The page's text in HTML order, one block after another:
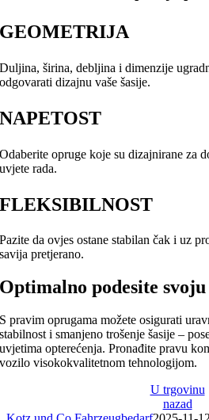
GEOMETRIJA
Duljina, širina, debljina i dimenzije
odgovarati dizajnu vaše šasije.
NAPETOST
Odaberite opruge koje su dizajnirane za
uvjete rada.
FLEKSIBILNOST
Pazite da ovjes ostane stabilan čak i uz
savija pretjerano.
Optimalno podesite
S pravim oprugama možete osigurati
stabilnost i smanjeno trošenje šasije –
uvjetima opterećenja. Pronađite pravu
vozilo visokokvalitetnom tehnologijom.
U trgovinu
nazad